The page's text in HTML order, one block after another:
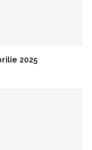
2025